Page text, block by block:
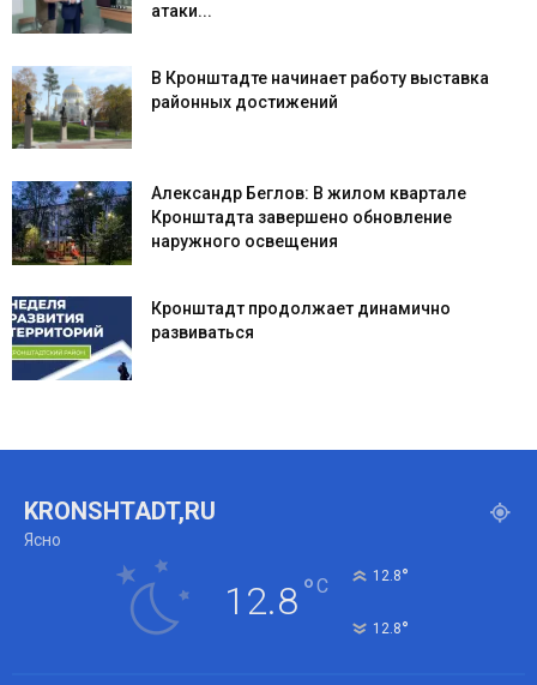
атаки...
В Кронштадте начинает работу выставка
районных достижений
Александр Беглов: В жилом квартале
Кронштадта завершено обновление
наружного освещения
Кронштадт продолжает динамично
развиваться
KRONSHTADT,RU
Ясно
12.8°C 12.8°
12.8°